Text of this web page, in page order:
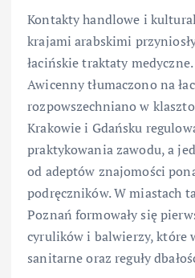
Kontakty handlowe i
krajami arabskimi
łacińskie traktaty
Awicenny tłumaczono na
rozpowszechniano w
Krakowie i Gdańsku
praktykowania zawodu, a
od adeptów znajomości
podręczników. W miastach
Poznań formowały się
cyrulików i balwierzy, które
sanitarne oraz reguły